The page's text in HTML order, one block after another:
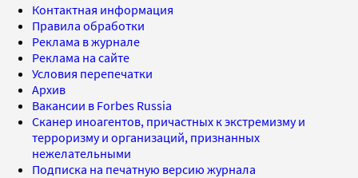
Контактная информация
Правила обработки
Реклама в журнале
Реклама на сайте
Условия перепечатки
Архив
Вакансии в Forbes Russia
Сканер иноагентов, причастных к экстремизму и
терроризму и организаций, признанных
нежелательными
Подписка на печатную версию журнала